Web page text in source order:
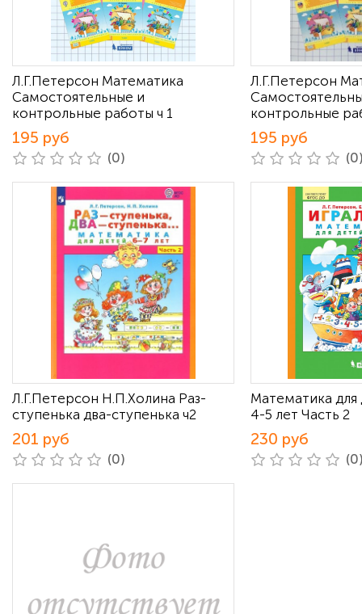
Л.Г.Петерсон Математика
Самостоятельные и
контрольные работы ч 1
195 руб
(0)
Л.Г.Петерсон
контрольные
195 руб
Л.Г.Петерсон Н.П.Холина Раз-
ступенька два-ступенька ч2
201 руб
(0)
Математика для
4-5 лет Часть 2
230 руб